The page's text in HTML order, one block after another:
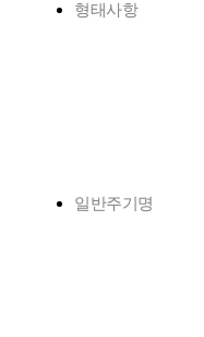
형태사항
일반주기명